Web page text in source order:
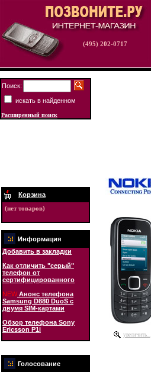
(495) 202-0717
Поиск:
искать в найденном
Расширенный поиск
Корзина
(нет товаров)
Информация
Добавить в закладки
Как отличить "серый"
телефон от
сертифицированного
NEWАнонс телефона
Samsung D880 DuoS с
двумя SIM-картами
Обзор телефона Sony
Ericsson P1i
Голосование
увеличить...